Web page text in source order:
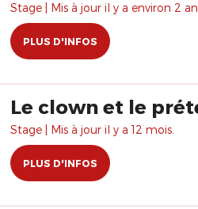
Stage | Mis à jour il y a environ 2
PLUS D'INFOS
Le clown et le
Stage | Mis à jour il y a 12 mois.
PLUS D'INFOS